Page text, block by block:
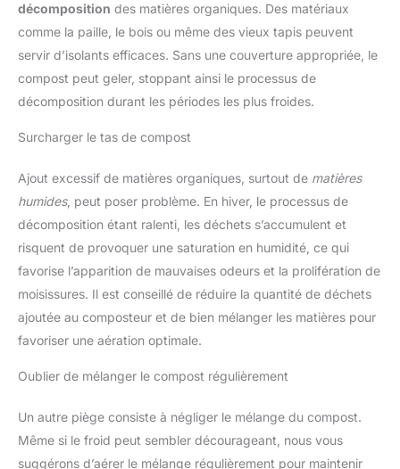
décomposition des matières organiques. Des matériaux
comme la paille, le bois ou même des vieux tapis peuvent
servir d’isolants efficaces. Sans une couverture appropriée, le
compost peut geler, stoppant ainsi le processus de
décomposition durant les périodes les plus froides.
Surcharger le tas de compost
Ajout excessif de matières organiques, surtout de matières
humides, peut poser problème. En hiver, le processus de
décomposition étant ralenti, les déchets s’accumulent et
risquent de provoquer une saturation en humidité, ce qui
favorise l’apparition de mauvaises odeurs et la prolifération de
moisissures. Il est conseillé de réduire la quantité de déchets
ajoutée au composteur et de bien mélanger les matières pour
favoriser une aération optimale.
Oublier de mélanger le compost régulièrement
Un autre piège consiste à négliger le mélange du compost.
Même si le froid peut sembler décourageant, nous vous
suggérons d’aérer le mélange régulièrement pour maintenir